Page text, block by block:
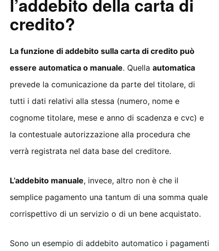
l’addebito della carta di
credito?
La funzione di addebito sulla carta di credito può
essere automatica o manuale. Quella automatica
prevede la comunicazione da parte del titolare, di
tutti i dati relativi alla stessa (numero, nome e
cognome titolare, mese e anno di scadenza e cvc) e
la contestuale autorizzazione alla procedura che
verrà registrata nel data base del creditore.
L’addebito manuale, invece, altro non è che il
semplice pagamento una tantum di una somma quale
corrispettivo di un servizio o di un bene acquistato.
Sono un esempio di addebito automatico i pagamenti